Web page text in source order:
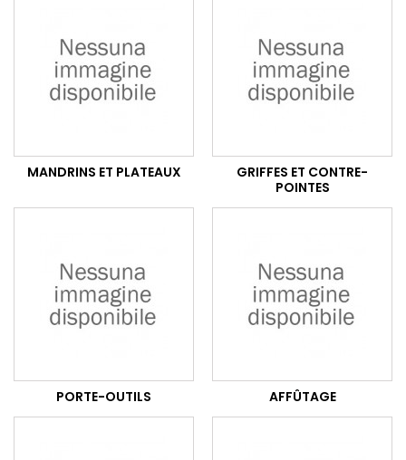
MANDRINS ET PLATEAUX
GRIFFES ET CONTRE-
POINTES
PORTE-OUTILS AFFÛTAGE